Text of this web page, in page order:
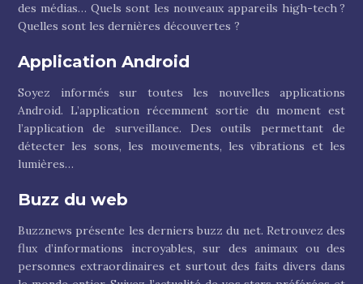
des médias… Quels sont les nouveaux appareils high-tech ?
Quelles sont les dernières découvertes ?
Application Android
Soyez informés sur toutes les nouvelles applications
Android. L’application récemment sortie du moment est
l’application de surveillance. Des outils permettant de
détecter les sons, les mouvements, les vibrations et les
lumières…
Buzz du web
Buzznews présente les derniers buzz du net. Retrouvez des
flux d’informations incroyables, sur des animaux ou des
personnes extraordinaires et surtout des faits divers dans